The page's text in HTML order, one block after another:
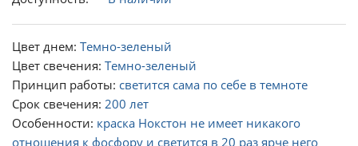
Цвет днем: Темно-зеленый
Цвет свечения: Темно-зеленый
Принцип работы: светится сама по себе в темноте
Срок свечения: 200 лет
Особенности: краска Нокстон не имеет никакого
отношения к фосфору и светится в 20 раз ярче него